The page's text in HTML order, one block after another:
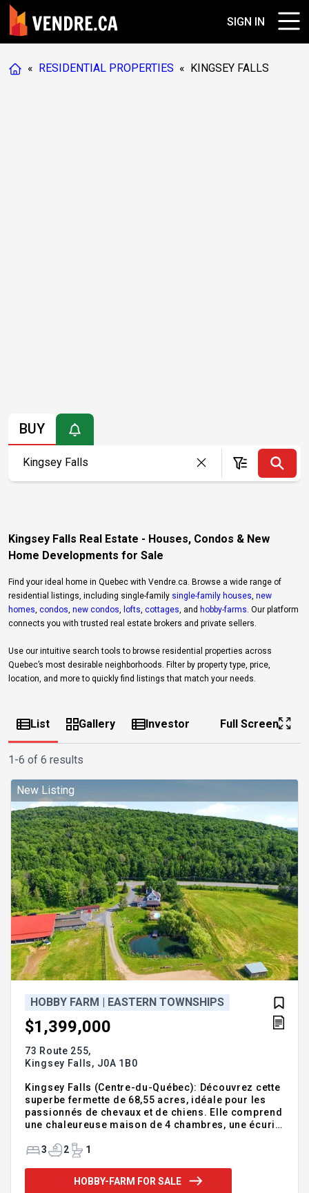
SIGN IN
« RESIDENTIAL PROPERTIES « KINGSEY FALLS
BUY
Kingsey Falls Real Estate - Houses, Condos & New
Home Developments for Sale
Find your ideal home in Quebec with Vendre.ca. Browse a wide range of
residential listings, including single-family single-family houses new
homes condos new condos lofts cottages , and hobby-farms . Our platform
connects you with trusted real estate brokers and private sellers.
Use our intuitive search tools to browse residential properties across
Quebec’s most desirable neighborhoods. Filter by property type, price,
location, and more to quickly find listings that match your needs.
List Gallery Investor Full Screen
1-6 of 6 results
New Listing
HOBBY FARM | EASTERN TOWNSHIPS
$1,399,000
73 Route 255,
Kingsey Falls, J0A 1B0
Kingsey Falls (Centre-du-Québec): Découvrez cette
superbe fermette de 68,55 acres, idéale pour les
passionnés de chevaux et de chiens. Elle comprend
une chaleureuse maison de 4 chambres, une écurie
propane, un parc canin aménagé en 2024 et une
carrière d'entraînement en sable. Environ 20 acres
sont en culture et le reste est principalement boisé.
Étang privé, ruisseau Abercrombie, piscine creusée
3 2 1
HOBBY-FARM FOR SALE